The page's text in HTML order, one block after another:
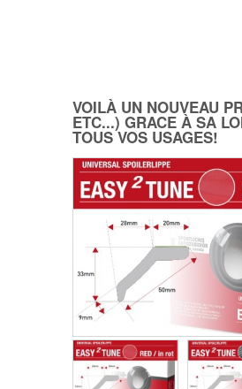
VOILÀ UN NOUVEAU
ETC...) GRACE À SA
TOUS VOS USAGES!